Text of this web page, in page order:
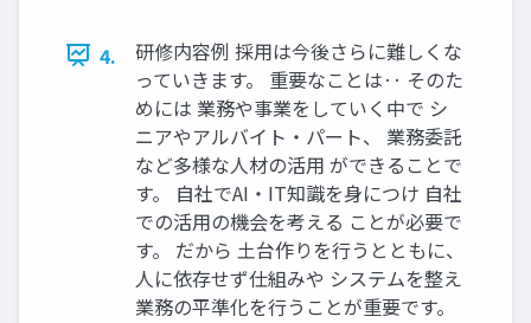
4.
研修内容例 採⽤は今後さらに難しくな
っていきます。 重要なことは‥ そのた
めには 業務や事業をしていく中で シ
ニアやアルバイト‧パート、 業務委託
など多様な⼈材の活⽤ ができることで
す。 ⾃社でAI‧IT知識を⾝につけ ⾃社
での活⽤の機会を考える ことが必要で
す。 だから ⼟台作りを⾏うとともに、
⼈に依存せず仕組みや システムを整え
業務の平準化を⾏うことが重要です。